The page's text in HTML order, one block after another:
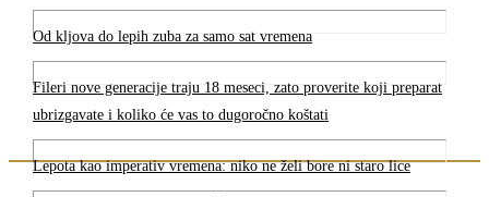
Od kljova do lepih zuba za samo sat vremena
Fileri nove generacije traju 18 meseci, zato proverite koji preparat
ubrizgavate i koliko će vas to dugoročno koštati
Lepota kao imperativ vremena: niko ne želi bore ni staro lice